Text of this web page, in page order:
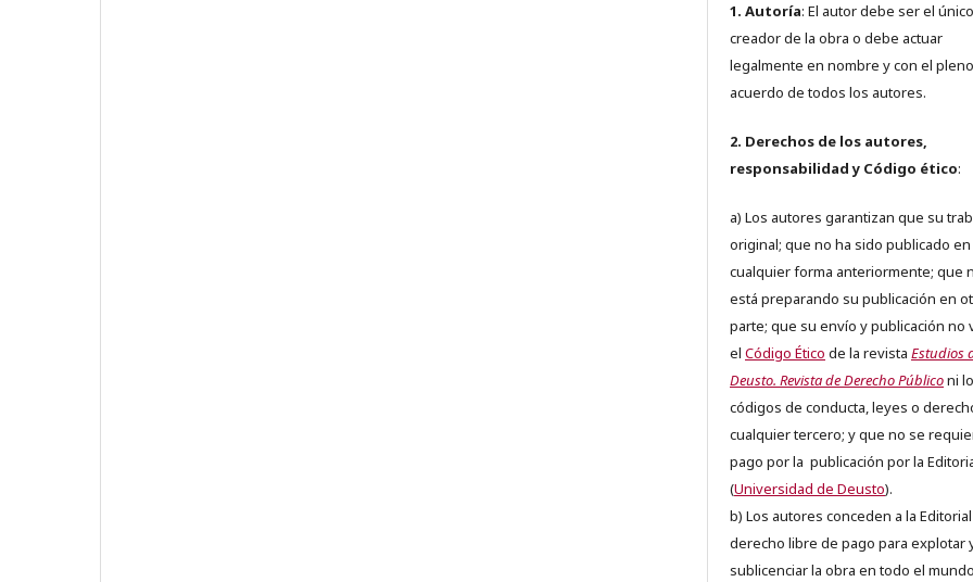
1. Autoría: El autor debe ser el único
creador de la obra o debe actuar
legalmente en nombre y con el pleno
acuerdo de todos los autores.
2. Derechos de los autores,
responsabilidad y Código ético:
a) Los autores garantizan que su
original; que no ha sido publicado en
cualquier forma anteriormente; que
está preparando su publicación en
parte; que su envío y publicación no
el Código Ético de la revista Estudios
Deusto. Revista de Derecho Públiconi
códigos de conducta, leyes o
cualquier tercero; y que no se
pago por la publicación por la
(Universidad de Deusto).
b) Los autores conceden a la
derecho libre de pago para explotar
sublicenciar la obra en todo el